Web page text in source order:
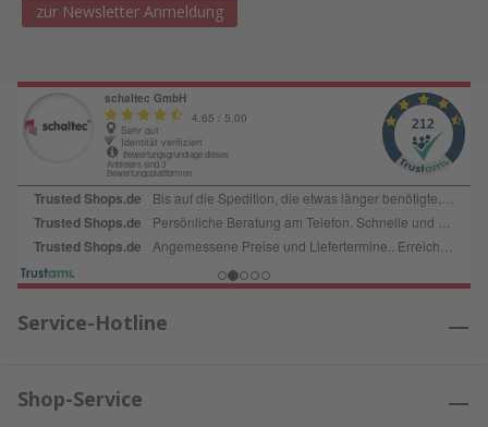
zur Newsletter Anmeldung
Service-Hotline
Shop-Service